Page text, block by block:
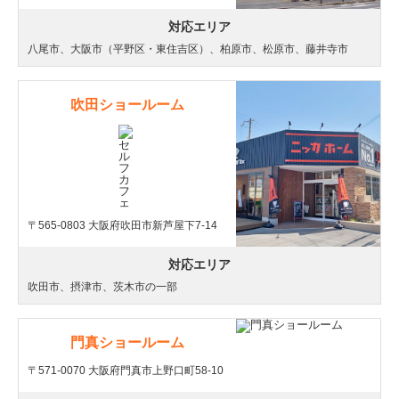
対応エリア
八尾市、大阪市（平野区・東住吉区）、柏原市、松原市、藤井寺市
吹田ショールーム
〒565-0803 大阪府吹田市新芦屋下7-14
対応エリア
吹田市、摂津市、茨木市の一部
門真ショールーム
〒571-0070 大阪府門真市上野口町58-10